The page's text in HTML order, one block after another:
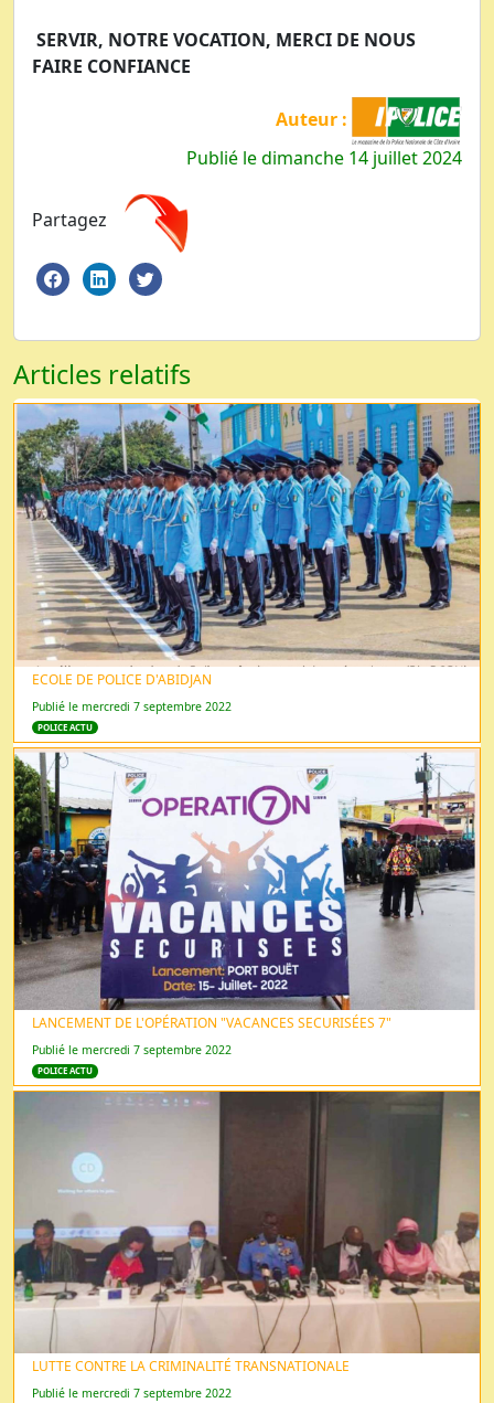
SERVIR, NOTRE VOCATION, MERCI DE NOUS
FAIRE CONFIANCE
Auteur :
Publié le dimanche 14 juillet 2024
Partagez
Articles relatifs
ECOLE DE POLICE D'ABIDJAN
Publié le mercredi 7 septembre 2022
POLICE ACTU
LANCEMENT DE L'OPÉRATION "VACANCES SECURISÉES 7"
Publié le mercredi 7 septembre 2022
POLICE ACTU
LUTTE CONTRE LA CRIMINALITÉ TRANSNATIONALE
Publié le mercredi 7 septembre 2022